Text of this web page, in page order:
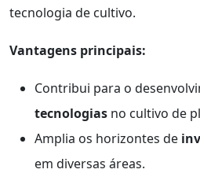
tecnologia de cultivo.
Vantagens principais:
Contribui para o
tecnologias no cultivo de
Amplia os horizontes de
em diversas áreas.